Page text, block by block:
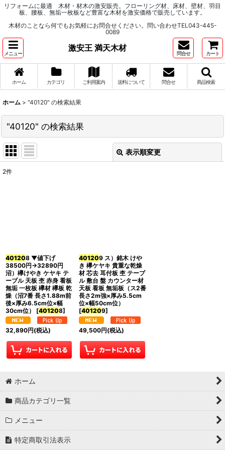
リフォームに最適 木材・材木の激安販売。フローリング材、床材、壁材、羽目
板、腰板、無垢一枚板など豊富な木材を激安価格で販売しています。
木材のことなら何でもお気軽にお問合せください。問い合わせTEL043-445-
0089
メニュー
激安王 満天木材
問合せ カート
ホーム カテゴリ ご利用案内 送料について 問合せ 商品検索
ホーム > "40120" の検索結果
"40120" の検索結果
表示順変更
絞り込む
2件
401208 ▼値下げ
38500円→32890円
沼）欅けやき ケヤキ テ
ーブル 天板 杢 赤身 看板
無垢 一枚板 欅材 欅板 乾
燥（沼7番 長さ1.88m前
後×厚み6.5cm位×幅
30cm位）
[401208]
32,890円(税込)
401209 ス）銘木 けや
き 欅ケヤキ 貴重な乾燥
材 芯去 耳付板 杢 テーブ
ル 敷台 盤 カウンター材
天板 看板 無垢板（ス2番
長さ2m強×厚み5.5cm
位×幅50cm位）
[401209]
49,500円(税込)
ホーム
商品カテゴリ一覧
メニュー
特定商取引法表示